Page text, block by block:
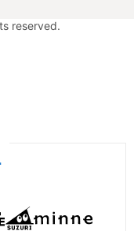
reserved.